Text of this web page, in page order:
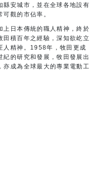
縣安城市，並在全球各地設有
觀的市佔率。
上日本傳統的職人精神，終於
田積百年之經驗，深知欲屹立
人精神。1958年，牧田更成
的研究和發展，牧田發展出
亦成為全球最大的專業電動工